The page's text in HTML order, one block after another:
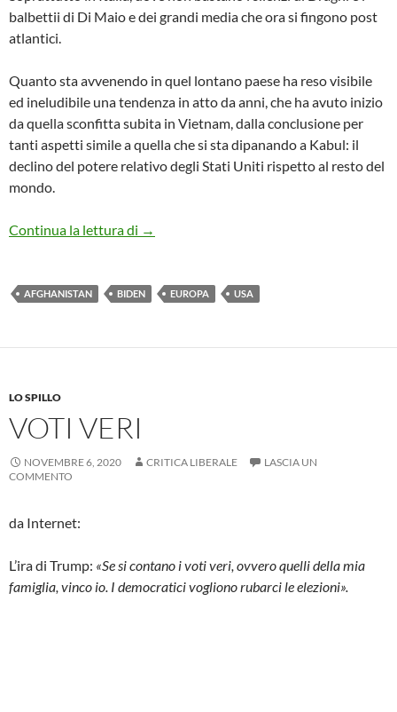
balbettii di Di Maio e dei grandi media che ora si fingono post
atlantici.
Quanto sta avvenendo in quel lontano paese ha reso visibile
ed ineludibile una tendenza in atto da anni, che ha avuto inizio
da quella sconfitta subita in Vietnam, dalla conclusione per
tanti aspetti simile a quella che si sta dipanando a Kabul: il
declino del potere relativo degli Stati Uniti rispetto al resto del
mondo.
Continua la lettura di I pericoli militari del tramonto
→
AFGHANISTAN BIDEN EUROPA USA
LO SPILLO
VOTI VERI
NOVEMBRE 6, 2020 CRITICA LIBERALE
LASCIA UN
COMMENTO
da Internet:
L’ira di Trump: «Se si contano i voti veri, ovvero quelli della mia
famiglia, vinco io. I democratici vogliono rubarci le elezioni».